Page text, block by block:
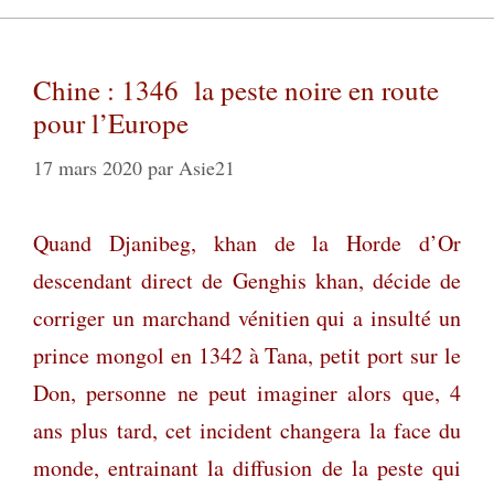
Chine : 1346 la peste noire en route
pour l’Europe
17 mars 2020 par Asie21
Quand Djanibeg, khan de la Horde d’Or
descendant direct de Genghis khan, décide de
corriger un marchand vénitien qui a insulté un
prince mongol en 1342 à Tana, petit port sur le
Don, personne ne peut imaginer alors que, 4
ans plus tard, cet incident changera la face du
monde, entrainant la diffusion de la peste qui